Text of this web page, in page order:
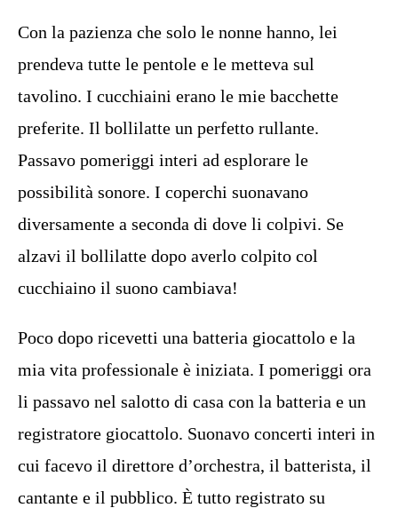
Con la pazienza che solo le nonne hanno, lei
prendeva tutte le pentole e le metteva sul
tavolino. I cucchiaini erano le mie bacchette
preferite. Il bollilatte un perfetto rullante.
Passavo pomeriggi interi ad esplorare le
possibilità sonore. I coperchi suonavano
diversamente a seconda di dove li colpivi. Se
alzavi il bollilatte dopo averlo colpito col
cucchiaino il suono cambiava!
Poco dopo ricevetti una batteria giocattolo e la
mia vita professionale è iniziata. I pomeriggi ora
li passavo nel salotto di casa con la batteria e un
registratore giocattolo. Suonavo concerti interi in
cui facevo il direttore d’orchestra, il batterista, il
cantante e il pubblico. È tutto registrato su